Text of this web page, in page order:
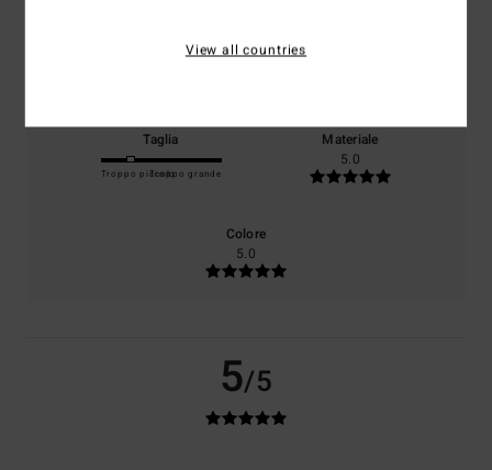
Rapporto qualità-prezzo
Taglia
Troppo piccoloTroppo grande
Materiale
5.0
Colore
5.0
5/5
View all countries